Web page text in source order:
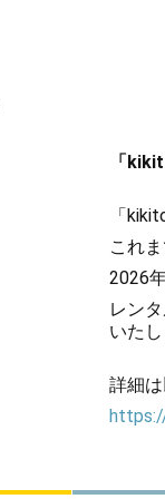
「
「
これ
2026
レン
いた
詳細